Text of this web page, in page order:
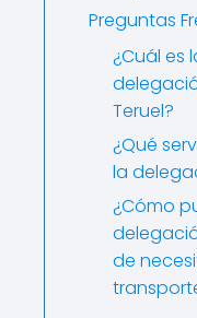
Preguntas
¿Cuál es
Teruel?
¿Qué
la
¿Cómo
de